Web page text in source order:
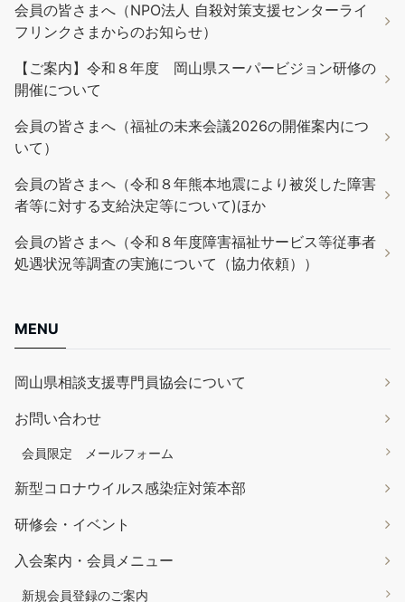
会員の皆さまへ（NPO法人 自殺対策支援センターライ
フリンクさまからのお知らせ）
【ご案内】令和８年度 岡山県スーパービジョン研修の
開催について
会員の皆さまへ（福祉の未来会議2026の開催案内につ
いて）
会員の皆さまへ（令和８年熊本地震により被災した障害
者等に対する支給決定等について)ほか
会員の皆さまへ（令和８年度障害福祉サービス等従事者
処遇状況等調査の実施について（協力依頼））
MENU
岡山県相談支援専門員協会について
お問い合わせ
会員限定 メールフォーム
新型コロナウイルス感染症対策本部
研修会・イベント
入会案内・会員メニュー
新規会員登録のご案内